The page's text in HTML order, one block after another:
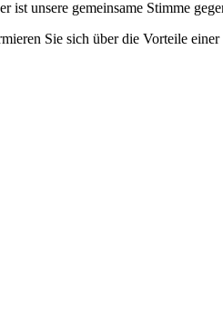
ist unsere gemeinsame Stimme
Sie sich über die Vorteile